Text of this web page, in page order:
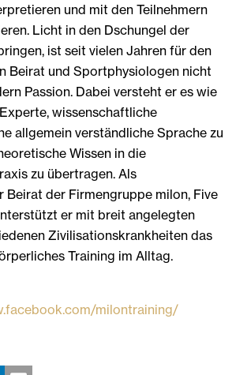
und mit den Teilnehmern
Licht in den Dschungel der
ist seit vielen Jahren für den
Beirat und Sportphysiologen nicht
Passion. Dabei versteht er es wie
wissenschaftliche
allgemein verständliche Sprache zu
Wissen in die
zu übertragen. Als
Beirat der Firmengruppe milon, Five
er mit breit angelegten
Zivilisationskrankheiten das
Training im Alltag.
milontraining/